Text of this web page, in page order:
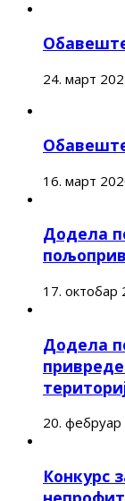
24. март
16. март
Додела
17. октобар
Додела
20. фебруар
Конкурс